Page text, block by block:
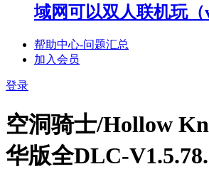
域网可以双人联机玩（
帮助中心-问题汇总
加入会员
登录
空洞骑士/Hollow
华版全DLC-